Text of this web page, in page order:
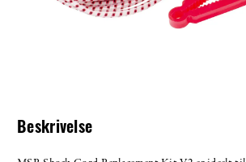
Beskrivelse